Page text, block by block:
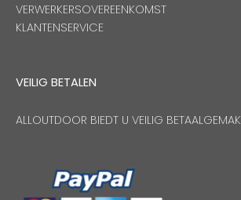
VERWERKERSOVEREENKOMST
KLANTENSERVICE
VEILIG BETALEN
ALLOUTDOOR BIEDT U VEILIG BETAALGEMAK